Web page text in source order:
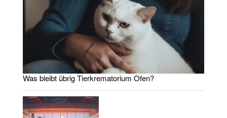
Was bleibt übrig Tierkrematorium Ofen?